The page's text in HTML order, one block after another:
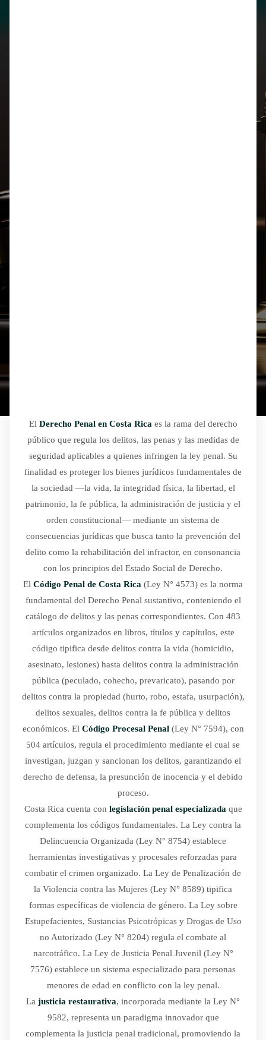
El Derecho Penal en Costa Rica es la rama del derecho
público que regula los delitos, las penas y las medidas de
seguridad aplicables a quienes infringen la ley penal. Su
finalidad es proteger los bienes jurídicos fundamentales de
la sociedad —la vida, la integridad física, la libertad, el
patrimonio, la fe pública, la administración de justicia y el
orden constitucional— mediante un sistema de
consecuencias jurídicas que busca tanto la prevención del
delito como la rehabilitación del infractor, en consonancia
con los principios del Estado Social de Derecho.
El Código Penal de Costa Rica (Ley N° 4573) es la norma
fundamental del Derecho Penal sustantivo, conteniendo el
catálogo de delitos y las penas correspondientes. Con 483
artículos organizados en libros, títulos y capítulos, este
código tipifica desde delitos contra la vida (homicidio,
asesinato, lesiones) hasta delitos contra la administración
pública (peculado, cohecho, prevaricato), pasando por
delitos contra la propiedad (hurto, robo, estafa, usurpación),
delitos sexuales, delitos contra la fe pública y delitos
económicos. El Código Procesal Penal(Ley N° 7594), con
504 artículos, regula el procedimiento mediante el cual se
investigan, juzgan y sancionan los delitos, garantizando el
derecho de defensa, la presunción de inocencia y el debido
proceso.
Costa Rica cuenta con legislación penal especializada que
complementa los códigos fundamentales. La Ley contra la
Delincuencia Organizada (Ley N° 8754) establece
herramientas investigativas y procesales reforzadas para
combatir el crimen organizado. La Ley de Penalización de
la Violencia contra las Mujeres (Ley N° 8589) tipifica
formas específicas de violencia de género. La Ley sobre
Estupefacientes, Sustancias Psicotrópicas y Drogas de Uso
no Autorizado (Ley N° 8204) regula el combate al
narcotráfico. La Ley de Justicia Penal Juvenil (Ley N°
7576) establece un sistema especializado para personas
menores de edad en conflicto con la ley penal.
La justicia restaurativa, incorporada mediante la Ley N°
9582, representa un paradigma innovador que
complementa la justicia penal tradicional, promoviendo la